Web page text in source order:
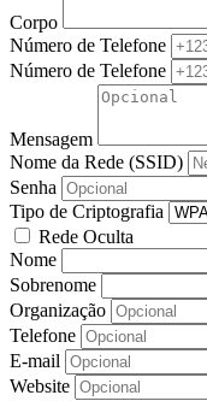
Corpo
Número de Telefone
Número de Telefone
Mensagem
Nome da Rede (SSID)
Senha
Tipo de Criptografia
Rede Oculta
Nome
Sobrenome
Organização
Telefone
E-mail
Website